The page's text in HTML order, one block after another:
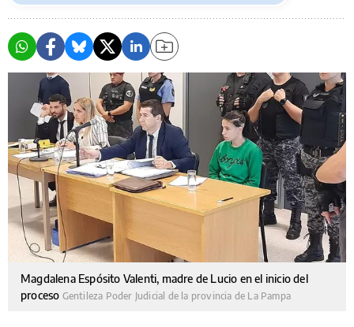
Magdalena Espósito Valenti, madre de Lucio en el inicio del
proceso Gentileza Poder Judicial de la provincia de La Pampa